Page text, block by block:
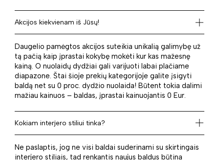
Akcijos kiekvienam iš Jūsų!
Daugelio pamėgtos akcijos suteikia unikalią galimybę už
tą pačią kaip įprastai kokybę mokėti kur kas mažesnę
kainą. O nuolaidų dydžiai gali varijuoti labai plačiame
diapazone. Štai šioje prekių kategorijoje galite įsigyti
baldą net su 0 proc. dydžio nuolaida! Būtent tokia dalimi
mažiau kainuos – baldas, įprastai kainuojantis 0 Eur.
Kokiam interjero stiliui tinka?
Ne paslaptis, jog ne visi baldai suderinami su skirtingais
interjero stiliais, tad renkantis naujus baldus būtina